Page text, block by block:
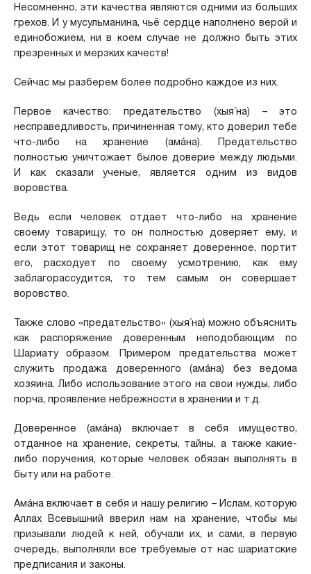
Несомненно, эти качества являются одними из больших
грехов. И у мусульманина, чьё сердце наполнено верой и
единобожием, ни в коем случае не должно быть этих
презренных и мерзких качеств!
Сейчас мы разберем более подробно каждое из них.
Первое качество: предательство (хыя´на) – это
несправедливость, причиненная тому, кто доверил тебе
что-либо на хранение (амáна). Предательство
полностью уничтожает былое доверие между людьми.
И как сказали ученые, является одним из видов
воровства.
Ведь если человек отдает что-либо на хранение
своему товарищу, то он полностью доверяет ему, и
если этот товарищ не сохраняет доверенное, портит
его, расходует по своему усмотрению, как ему
заблагорассудится, то тем самым он совершает
воровство.
Также слово «предательство» (хыя´на) можно объяснить
как распоряжение доверенным неподобающим по
Шариату образом. Примером предательства может
служить продажа доверенного (амáна) без ведома
хозяина. Либо использование этого на свои нужды, либо
порча, проявление небрежности в хранении и т.д.
Доверенное (амáна) включает в себя имущество,
отданное на хранение, секреты, тайны, а также какие-
либо поручения, которые человек обязан выполнять в
быту или на работе.
Амáна включает в себя и нашу религию – Ислам, которую
Аллах Всевышний вверил нам на хранение, чтобы мы
призывали людей к ней, обучали их, и сами, в первую
очередь, выполняли все требуемые от нас шариатские
предписания и законы.